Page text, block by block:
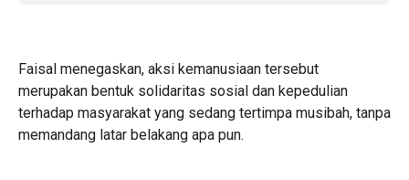
Faisal menegaskan, aksi kemanusiaan tersebut
merupakan bentuk solidaritas sosial dan kepedulian
terhadap masyarakat yang sedang tertimpa musibah, tanpa
memandang latar belakang apa pun.